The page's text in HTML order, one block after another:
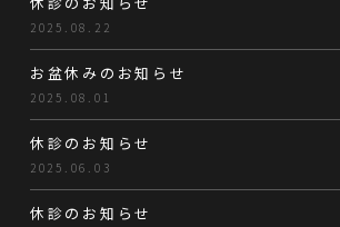
2025.08.22
お盆休みのお知らせ
2025.08.01
休診のお知らせ
2025.06.03
休診のお知らせ